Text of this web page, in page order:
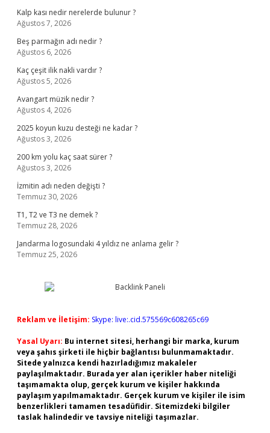
Kalp kası nedir nerelerde bulunur ?
Ağustos 7, 2026
Beş parmağın adı nedir ?
Ağustos 6, 2026
Kaç çeşit ilik nakli vardır ?
Ağustos 5, 2026
Avangart müzik nedir ?
Ağustos 4, 2026
2025 koyun kuzu desteği ne kadar ?
Ağustos 3, 2026
200 km yolu kaç saat sürer ?
Ağustos 3, 2026
İzmitin adı neden değişti ?
Temmuz 30, 2026
T1, T2 ve T3 ne demek ?
Temmuz 28, 2026
Jandarma logosundaki 4 yıldız ne anlama gelir ?
Temmuz 25, 2026
Reklam ve İletişim: Skype: live:.cid.575569c608265c69
Yasal Uyarı: Bu internet sitesi, herhangi bir marka, kurum
veya şahıs şirketi ile hiçbir bağlantısı bulunmamaktadır.
Sitede yalnızca kendi hazırladığımız makaleler
paylaşılmaktadır. Burada yer alan içerikler haber niteliği
taşımamakta olup, gerçek kurum ve kişiler hakkında
paylaşım yapılmamaktadır. Gerçek kurum ve kişiler ile isim
benzerlikleri tamamen tesadüfidir. Sitemizdeki bilgiler
taslak halindedir ve tavsiye niteliği taşımazlar.